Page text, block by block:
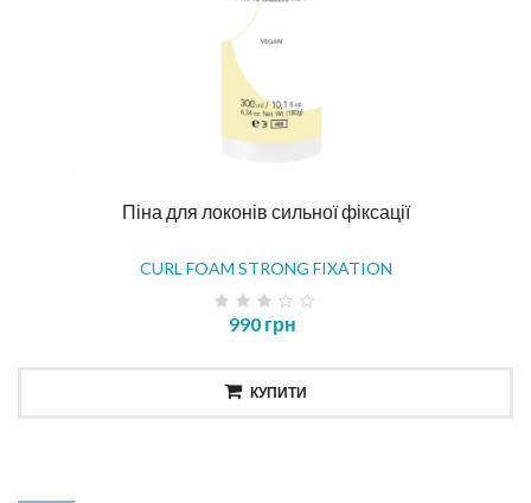
Піна для локонів сильної фіксації
CURL FOAM STRONG FIXATION
990 грн
КУПИТИ